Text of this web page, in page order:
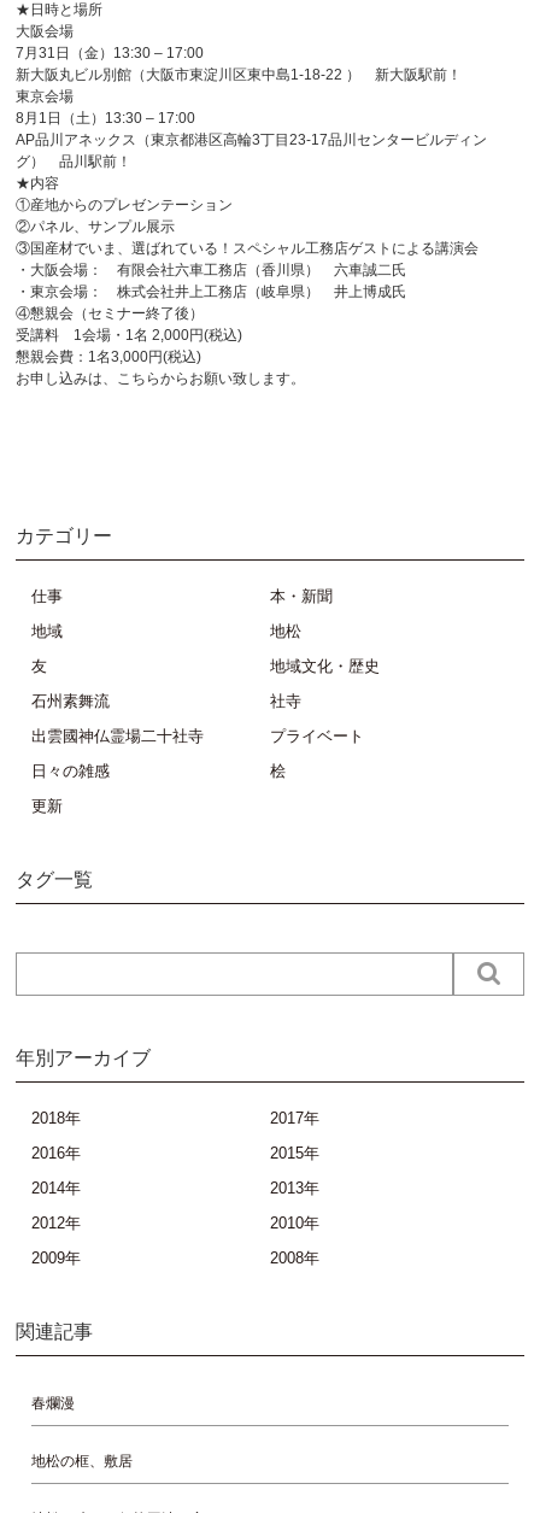
★日時と場所
大阪会場
7月31日（金）13:30 – 17:00
新大阪丸ビル別館（大阪市東淀川区東中島1-18-22 ） 新大阪駅前！
東京会場
8月1日（土）13:30 – 17:00
AP品川アネックス（東京都港区高輪3丁目23-17品川センタービルディン
グ） 品川駅前！
★内容
①産地からのプレゼンテーション
②パネル、サンプル展示
③国産材でいま、選ばれている！スペシャル工務店ゲストによる講演会
・大阪会場： 有限会社六車工務店（香川県） 六車誠二氏
・東京会場： 株式会社井上工務店（岐阜県） 井上博成氏
④懇親会（セミナー終了後）
受講料 1会場・1名 2,000円(税込)
懇親会費：1名3,000円(税込)
お申し込みは、こちらからお願い致します。
カテゴリー
仕事
本・新聞
地域
地松
友
地域文化・歴史
石州素舞流
社寺
出雲國神仏霊場二十社寺
プライベート
日々の雑感
桧
更新
タグ一覧
年別アーカイブ
2018年
2017年
2016年
2015年
2014年
2013年
2012年
2010年
2009年
2008年
関連記事
春爛漫
地松の框、敷居